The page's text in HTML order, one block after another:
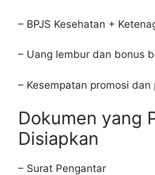
– BPJS Kesehatan +
– Uang lembur dan bonus
– Kesempatan promosi dan
Dokumen yang
Disiapkan
– Surat Pengantar